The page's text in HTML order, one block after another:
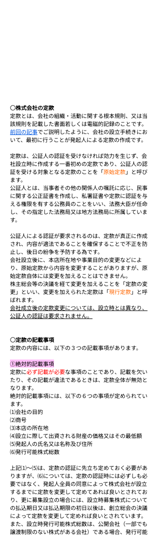
○株式会社の定款
定款とは、会社の組織・活動に関する根本規則、又は当
該規則を記載した書面若しくは電磁的記録のことです。
前回の記事でご説明したように、会社の設立手続きにお
いて、最初に行うことが発起人による定款の作成です。
定款は、公証人の認証を受けなければ効力を生じず、会
社設立時に作成する一番初めの定款であり、公証人の認
証を受ける対象となる定款のことを「原始定款」と呼び
ます。
公証人とは、当事者その他の関係人の嘱託に応じ、民事
に関する公正証書を作成し、私署証書や定款に認証を与
える権限を有する公務員のことをいい、法務大臣が任命
し、その指定した法務局又は地方法務局に所属していま
す。
公証人による認証が要求されるのは、定款が真正に作成
され、内容が適法であることを確保することで不正を防
止し、後日の紛争を予防する為です。
会社設立後に、本店所在地や事業目的の変更などによ
り、原始定款から内容を変更することがありますが、原
始定款自体には変更を加えることはできません。
株主総会等の決議を経て変更を加えることを「定款の変
更」といい、変更を加えられた定款は「現行定款」と呼
ばれます。
会社成立後の定款変更については、設立時とは異なり、
公証人の認証は要求されません。
○定款の記載事項
定款の内容には、以下の３つの記載事項があります。
①絶対的記載事項
定款に必ず記載が必要な事項のことであり、記載を欠い
たり、その記載が違法であるときは、定款全体が無効と
なります。
絶対的記載事項には、以下の６つの事項が定められてい
ます。
⑴会社の目的
⑵商号
⑶本店の所在地
⑷設立に際して出資される財産の価格又はその最低額
⑸発起人の氏名又は名称及び住所
⑹発行可能株式総数
上記⑴～⑸は、定款の認証に先立ち定めておく必要があ
りますが、⑹については、定款の認証時には必ずしも必
要ではなく、発起人全員の同意によって株式会社が設立
するまでに定款を変更して定めてあれば良いとされてお
り、更に募集設立の場合には、設立時募集株式について
の払込期日又は払込期限の初日以後は、創立総会の決議
によって定款を変更して定めれば良いとされています。
また、設立時発行可能株式総数は、公開会社（一部でも
譲渡制限のない株式がある会社）である場合、発行可能